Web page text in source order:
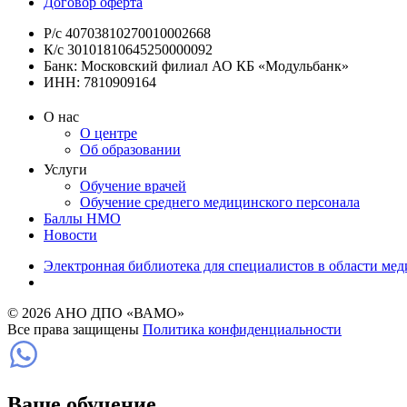
Р/с 40703810270010002668
К/с 30101810645250000092
Банк: Московский филиал АО КБ «Модульбанк»
ИНН: 7810909164
О нас
О центре
Об образовании
Услуги
Обучение врачей
Обучение среднего медицинского персонала
Баллы НМО
Новости
Электронная библиотека для специалистов в области
© 2026 АНО ДПО «ВАМО»
Все права защищены Политика конфиденциальности